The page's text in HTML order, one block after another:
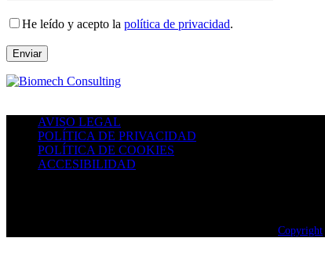
He leído y acepto la política de privacidad.
AVISO LEGAL
POLÍTICA DE PRIVACIDAD
POLÍTICA DE COOKIES
ACCESIBILIDAD
Copyright